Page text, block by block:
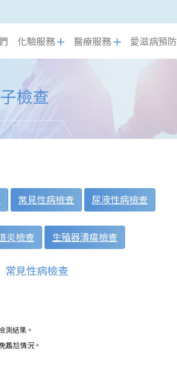
化驗服務 醫療服務 愛滋病預防
檢查
常見性病檢查 尿液性病檢查
炎檢查 生殖器潰瘍檢查
常見性病檢查
測結果。
尷尬情況。